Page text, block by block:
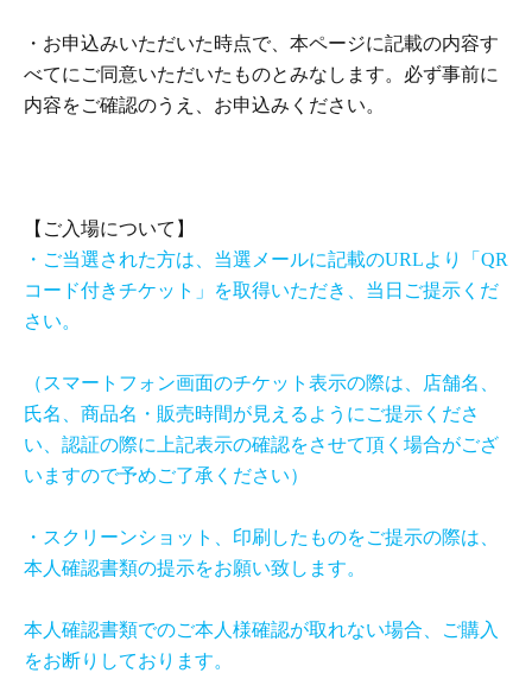
・お申込みいただいた時点で、本ページに記載の内容す
べてにご同意いただいたものとみなします。必ず事前に
内容をご確認のうえ、お申込みください。
【ご入場について】
・ご当選された方は、当選メールに記載のURLより「 QR
コード付きチケット」を取得いただき、当日ご提示くだ
さい。
（スマートフォン画面のチケット表示の際は、店舗名、
氏名、商品名・販売時間が見えるようにご提示くださ
い、認証の際に上記表示の確認をさせて頂く場合がござ
いますので予めご了承ください）
・スクリーンショット、印刷したものをご提示の際は、
本人確認書類の提示をお願い致します。
本人確認書類でのご本人様確認が取れない場合、ご購入
をお断りしております。